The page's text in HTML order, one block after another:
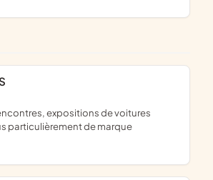
particulièrement de marque